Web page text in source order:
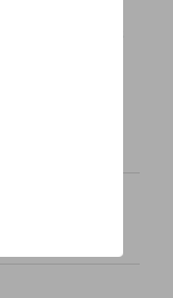
recommandés
connaitre le prix
veuillez
recommandés